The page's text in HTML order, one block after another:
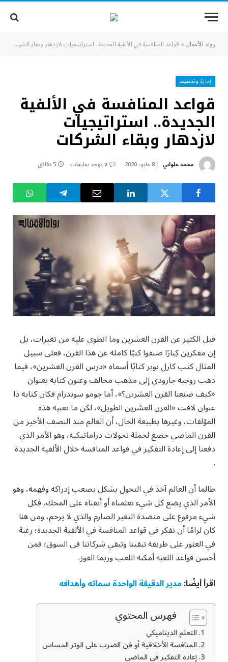
رواد الأعمال» قواعد المنافسة في الألفية الجديدة.. استراتيجيات لازدهار وبقاء الشركات
إدارة وتخطيط
قواعد المنافسة في الألفية
الجديدة.. استراتيجيات
لازدهار وبقاء الشركات
محمد علواني 8 مايو، 2020 لا توجد تعليقات 5 دقائق
قيل الكثير عن القرن العشرين وما انطوى عليه من تغيرات، بل
إن مفكرين كِبارًا صنفوا كتبًا كاملة عن هذا القرن، فعلى سبيل
المثال كتب كارل بوبر كتابًا أسماه «درس القرن العشرين»، فيما
ذهب روجيه جارودي إلى مذهب مخالف وعنون كتابه بعنوان
«كيف صنعنا القرن العشرين؟»، أما جومو سوندرام فكان كتابه ذا
عنوان لافت «القرن العشرين الطويل»، لكن ما تعنيه هذه
المؤلفات، وغيرها بطبيعة الحال، أن العالم منذ النصف الأخير من
القرن الماضي خضع لجملة تحولات دراماتيكية، وهو الأمر الذي
دفعنا إلى إعادة التفكير في قواعد المنافسة خلال الألفية الجديدة
.
طالما أن العالم آخذ في التحول بشكل يصعب إدراكه وفهمه، وهو
الأمر الذي يضع كل شيء تعلمناه أو أتقناه على المحك، فكل
شيء مرفوع على منضدة التغير الصارم والذي لا يرحم، ومن هنا
كان لزامًا أن نفكر في قواعد المنافسة في الألفية الجديدة؛ رغبة
في العثور على طريقة تبقينا وتبقي شركاتنا في السوق؛ فمن
أحسن قواعد اللعبة أمكنه اللعب وربما الفوز.
اقرأ أيضًا:مدير الدقيقة الواحدة سماته وأهدافه
فهرس المحتوي
التعلم الديناميكي
المنافسة الأخلاقية أو فن الضرب على الوتر الحساس
إعادة التفكير في الماضي